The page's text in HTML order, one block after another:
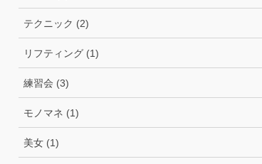
テクニック (2)
リフティング (1)
練習会 (3)
モノマネ (1)
美女 (1)